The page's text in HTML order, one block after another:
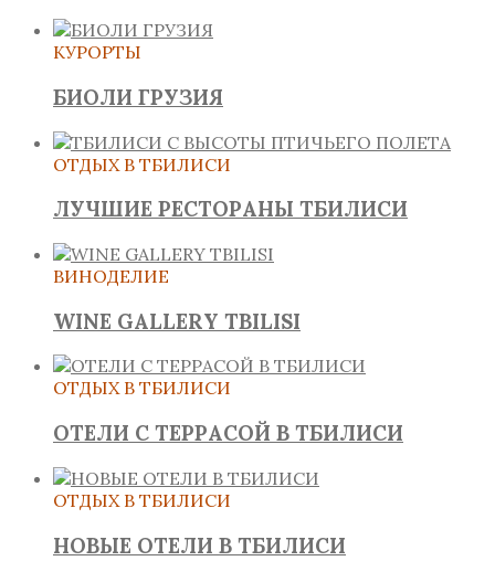
КУРОРТЫ
БИОЛИ ГРУЗИЯ
ОТДЫХ В ТБИЛИСИ
ЛУЧШИЕ РЕСТОРАНЫ ТБИЛИСИ
ВИНОДЕЛИЕ
WINE GALLERY TBILISI
ОТДЫХ В ТБИЛИСИ
ОТЕЛИ С ТЕРРАСОЙ В ТБИЛИСИ
ОТДЫХ В ТБИЛИСИ
НОВЫЕ ОТЕЛИ В ТБИЛИСИ